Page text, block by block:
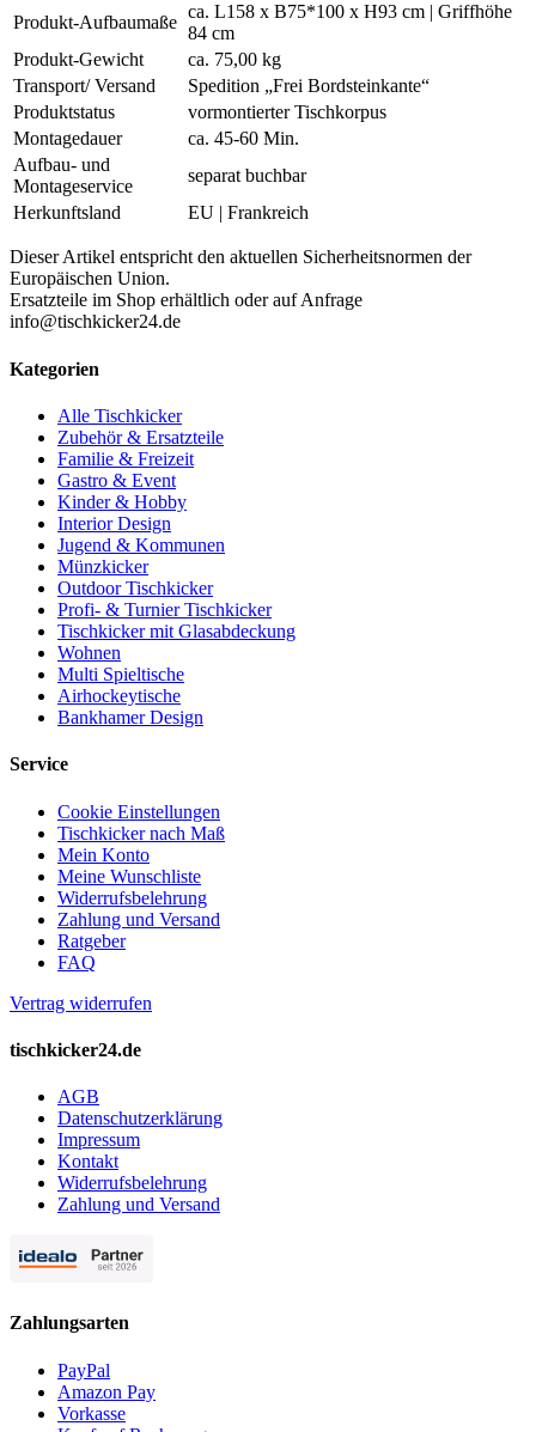
Produkt-Aufbaumaße
ca. L158 x B75*100 x H93 cm | Griffhöhe
84 cm
Produkt-Gewicht
ca. 75,00 kg
Transport/ Versand
Spedition „Frei Bordsteinkante“
Produktstatus
vormontierter Tischkorpus
Montagedauer
ca. 45-60 Min.
Aufbau- und
Montageservice
separat buchbar
Herkunftsland
EU | Frankreich
Dieser Artikel entspricht den aktuellen Sicherheitsnormen der
Europäischen Union.
Ersatzteile im Shop erhältlich oder auf Anfrage
info@tischkicker24.de
Kategorien
Alle Tischkicker
Zubehör & Ersatzteile
Familie & Freizeit
Gastro & Event
Kinder & Hobby
Interior Design
Jugend & Kommunen
Münzkicker
Outdoor Tischkicker
Profi- & Turnier Tischkicker
Tischkicker mit Glasabdeckung
Wohnen
Multi Spieltische
Airhockeytische
Bankhamer Design
Service
Cookie Einstellungen
Tischkicker nach Maß
Mein Konto
Meine Wunschliste
Widerrufsbelehrung
Zahlung und Versand
Ratgeber
FAQ
Vertrag widerrufen
tischkicker24.de
AGB
Datenschutzerklärung
Impressum
Kontakt
Widerrufsbelehrung
Zahlung und Versand
Zahlungsarten
PayPal
Amazon Pay
Vorkasse